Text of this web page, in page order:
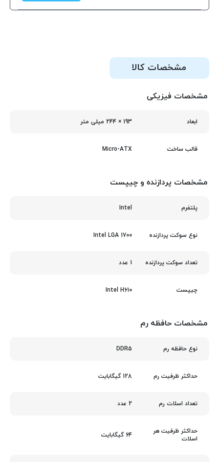
مشخصات کالا
مشخصات فیزیکی
ابعاد 193 × 244 میلی‌ متر
قالب ساخت Micro-ATX
مشخصات پردازنده و چیپست
پلتفرم Intel
نوع سوکت پردازنده Intel LGA 1700
تعداد سوکت پردازنده 1 عدد
چیپست Intel H610
مشخصات حافظه رم
نوع حافظه رم DDR5
حداکثر ظرفیت رم 128 گیگابایت
تعداد اسلات رم 2 عدد
حداکثر ظرفیت هر
اسلات
64 گیگابایت